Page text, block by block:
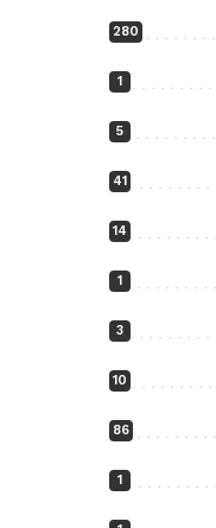
280
1
5
41
14
1
3
10
86
1